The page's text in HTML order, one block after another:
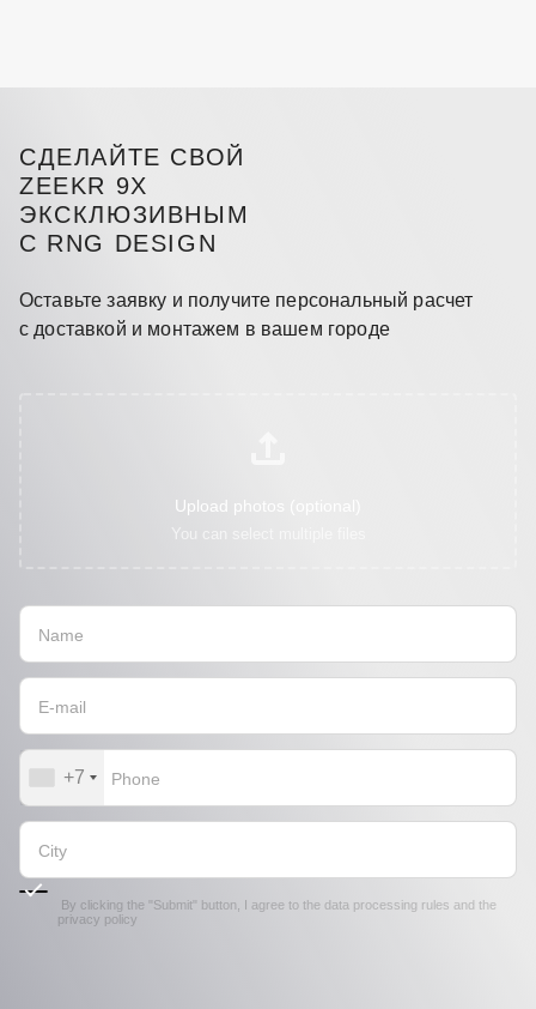
СДЕЛАЙТЕ СВОЙ
ZEEKR 9X
ЭКСКЛЮЗИВНЫМ
С RNG DESIGN
Оставьте заявку и получите персональный расчет
с доставкой и монтажем в вашем городе
Upload photos (optional)
+7
By clicking the "Submit" button, I agree to the data processing rules and the
privacy policy